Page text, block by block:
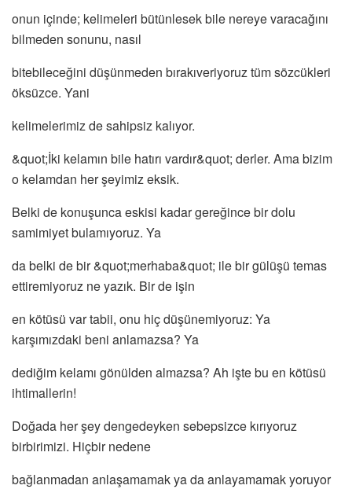
onun içinde; kelimeleri bütünlesek bile nereye varacağını
bilmeden sonunu, nasıl
bitebileceğini düşünmeden bırakıveriyoruz tüm sözcükleri
öksüzce. Yani
kelimelerimiz de sahipsiz kalıyor.
&quot;İki kelamın bile hatırı vardır&quot; derler. Ama bizim
o kelamdan her şeyimiz eksik.
Belki de konuşunca eskisi kadar gereğince bir dolu
samimiyet bulamıyoruz. Ya
da belki de bir &quot;merhaba&quot; ile bir gülüşü temas
ettiremiyoruz ne yazık. Bir de işin
en kötüsü var tabii, onu hiç düşünemiyoruz: Ya
karşımızdaki beni anlamazsa? Ya
dediğim kelamı gönülden almazsa? Ah işte bu en kötüsü
ihtimallerin!
Doğada her şey dengedeyken sebepsizce kırıyoruz
birbirimizi. Hiçbir nedene
bağlanmadan anlaşamamak ya da anlayamamak yoruyor